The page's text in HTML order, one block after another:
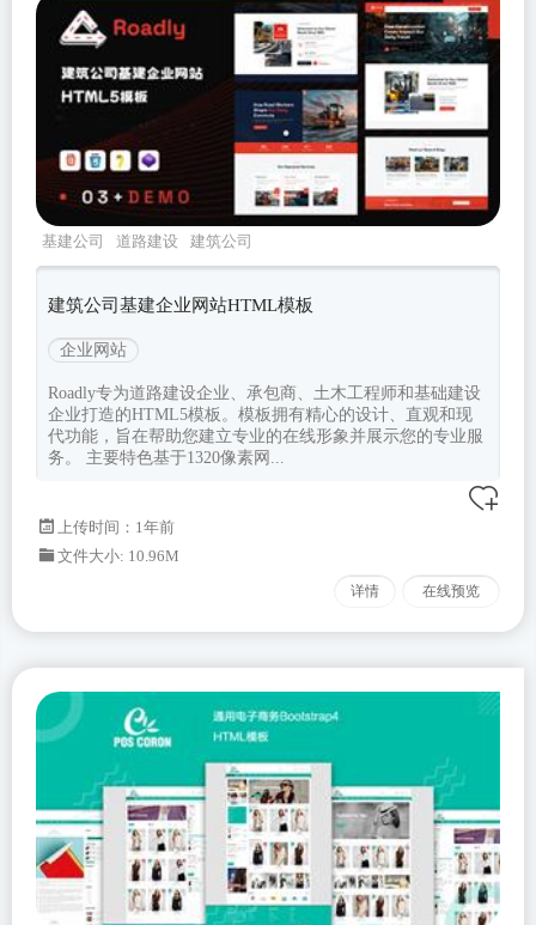
基建公司 道路建设
建筑公司
建筑公司基建企业网站HTML模板
企业网站
Roadly专为道路建设企业、承包商、土木工程师和基础建设
企业打造的HTML5模板。模板拥有精心的设计、直观和现
代功能，旨在帮助您建立专业的在线形象并展示您的专业服
务。 主要特色基于1320像素网...
上传时间：1年前
文件大小: 10.96M
详情 在线预览